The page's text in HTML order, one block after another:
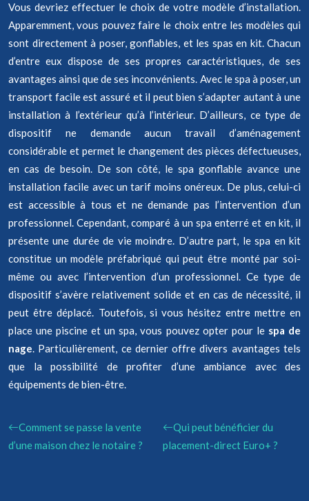
Vous devriez effectuer le choix de votre modèle d’installation.
Apparemment, vous pouvez faire le choix entre les modèles qui
sont directement à poser, gonflables, et les spas en kit. Chacun
d’entre eux dispose de ses propres caractéristiques, de ses
avantages ainsi que de ses inconvénients. Avec le spa à poser, un
transport facile est assuré et il peut bien s’adapter autant à une
installation à l’extérieur qu’à l’intérieur. D’ailleurs, ce type de
dispositif ne demande aucun travail d’aménagement
considérable et permet le changement des pièces défectueuses,
en cas de besoin. De son côté, le spa gonflable avance une
installation facile avec un tarif moins onéreux. De plus, celui-ci
est accessible à tous et ne demande pas l’intervention d’un
professionnel. Cependant, comparé à un spa enterré et en kit, il
présente une durée de vie moindre. D’autre part, le spa en kit
constitue un modèle préfabriqué qui peut être monté par soi-
même ou avec l’intervention d’un professionnel. Ce type de
dispositif s’avère relativement solide et en cas de nécessité, il
peut être déplacé. Toutefois, si vous hésitez entre mettre en
place une piscine et un spa, vous pouvez opter pour le spa de
nage. Particulièrement, ce dernier offre divers avantages tels
que la possibilité de profiter d’une ambiance avec des
équipements de bien-être.
Comment se passe la vente
d’une maison chez le notaire ?
Qui peut bénéficier du
placement-direct Euro+ ?